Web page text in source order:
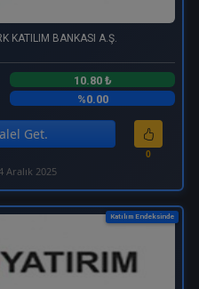
KATILIM BANKASI A.Ş.
10.80 ₺
%0.00
Get.
0
Aralık 2025
Katılım Endeksinde